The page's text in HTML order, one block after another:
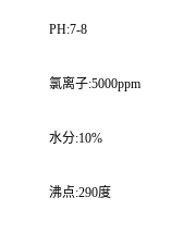
PH:7-8
氯离子:5000ppm
水分:10%
沸点:290度